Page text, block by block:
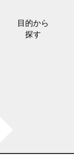
目的から
探す